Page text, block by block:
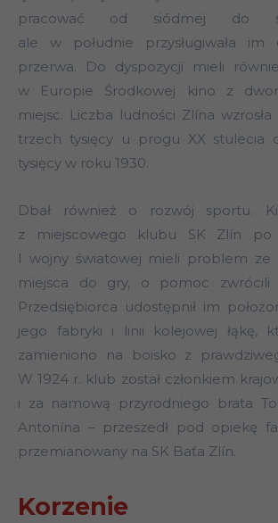
pracować od siódmej do
ale w południe przysługiwała im
przerwa. Do dyspozycji mieli
w Europie Środkowej kino z
miejsc. Liczba ludności Zlína wzrosła
trzech tysięcy u progu XX stulecia
tysięcy w roku 1930.
Dbał również o rozwój sportu.
z miejscowego klubu SK Zlín po
I wojny światowej mieli problem ze
miejsca do gry, o pomoc zwrócili
Przedsiębiorca udostępnił im
jego fabryki i linii kolejowej łąkę,
zamieniono na boisko z
W 1924 r. klub został członkiem
i za namową przyrodniego brata
Antonína – przeszedł pod opiekę
przemianowany na SK Baťa Zlín.
Korzenie